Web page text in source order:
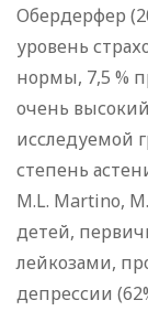
Обердерфер
уровень
нормы, 7,5 %
очень
исследуемой
степень
M.L. Martino,
детей,
лейкозами,
депрессии